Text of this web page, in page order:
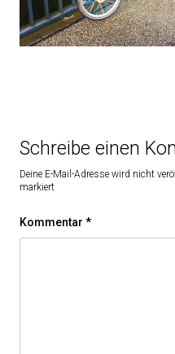
Schreibe einen
Deine E-Mail-Adresse wird nicht
markiert
Kommentar *